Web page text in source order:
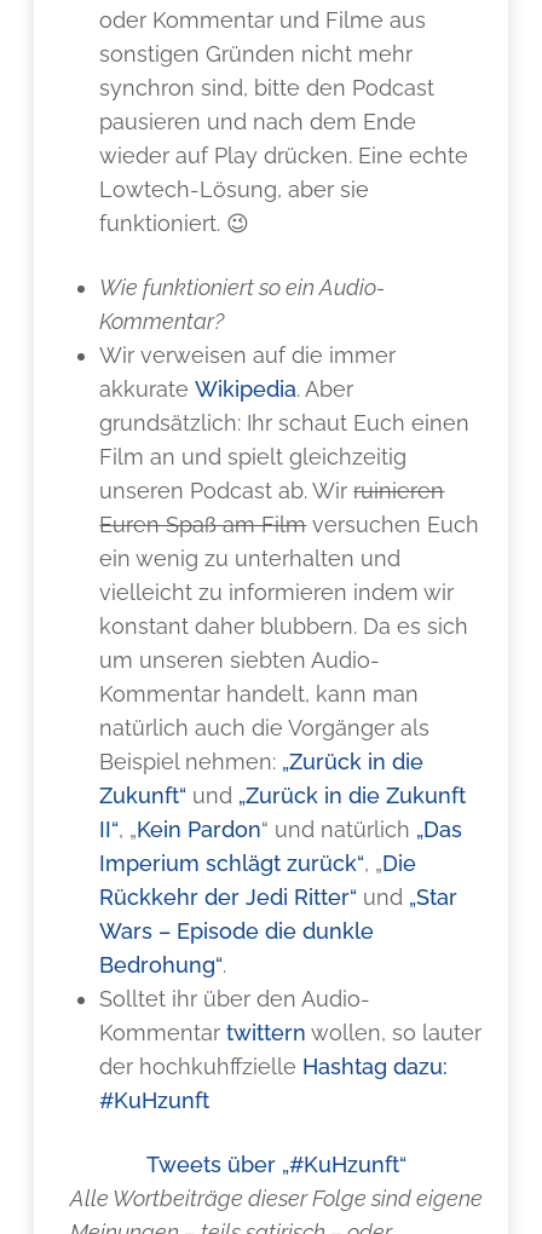
oder Kommentar und Filme aus
sonstigen Gründen nicht mehr
synchron sind, bitte den Podcast
pausieren und nach dem Ende
wieder auf Play drücken. Eine echte
Lowtech-Lösung, aber sie
funktioniert. 😉
Wie funktioniert so ein Audio-
Kommentar?
Wir verweisen auf die immer
akkurateWikipedia. Aber
grundsätzlich: Ihr schaut Euch einen
Film an und spielt gleichzeitig
unseren Podcast ab. Wirruinieren
Euren Spaß am Filmversuchen Euch
ein wenig zu unterhalten und
vielleicht zu informieren indem wir
konstant daher blubbern. Da es sich
um unseren siebten Audio-
Kommentar handelt, kann man
natürlich auch die Vorgänger als
Beispiel nehmen: „Zurück in die
Zukunft“ und „Zurück in die Zukunft
II“, „Kein Pardon“ und natürlich „Das
Imperium schlägt zurück“, „Die
Rückkehr der Jedi Ritter“ und „Star
Wars – Episode die dunkle
Bedrohung“.
Solltet ihr über den Audio-
Kommentartwittern wollen, so lauter
der hochkuhffzielle Hashtag dazu:
#KuHzunft
Tweets über „#KuHzunft“
Alle Wortbeiträge dieser Folge sind eigene